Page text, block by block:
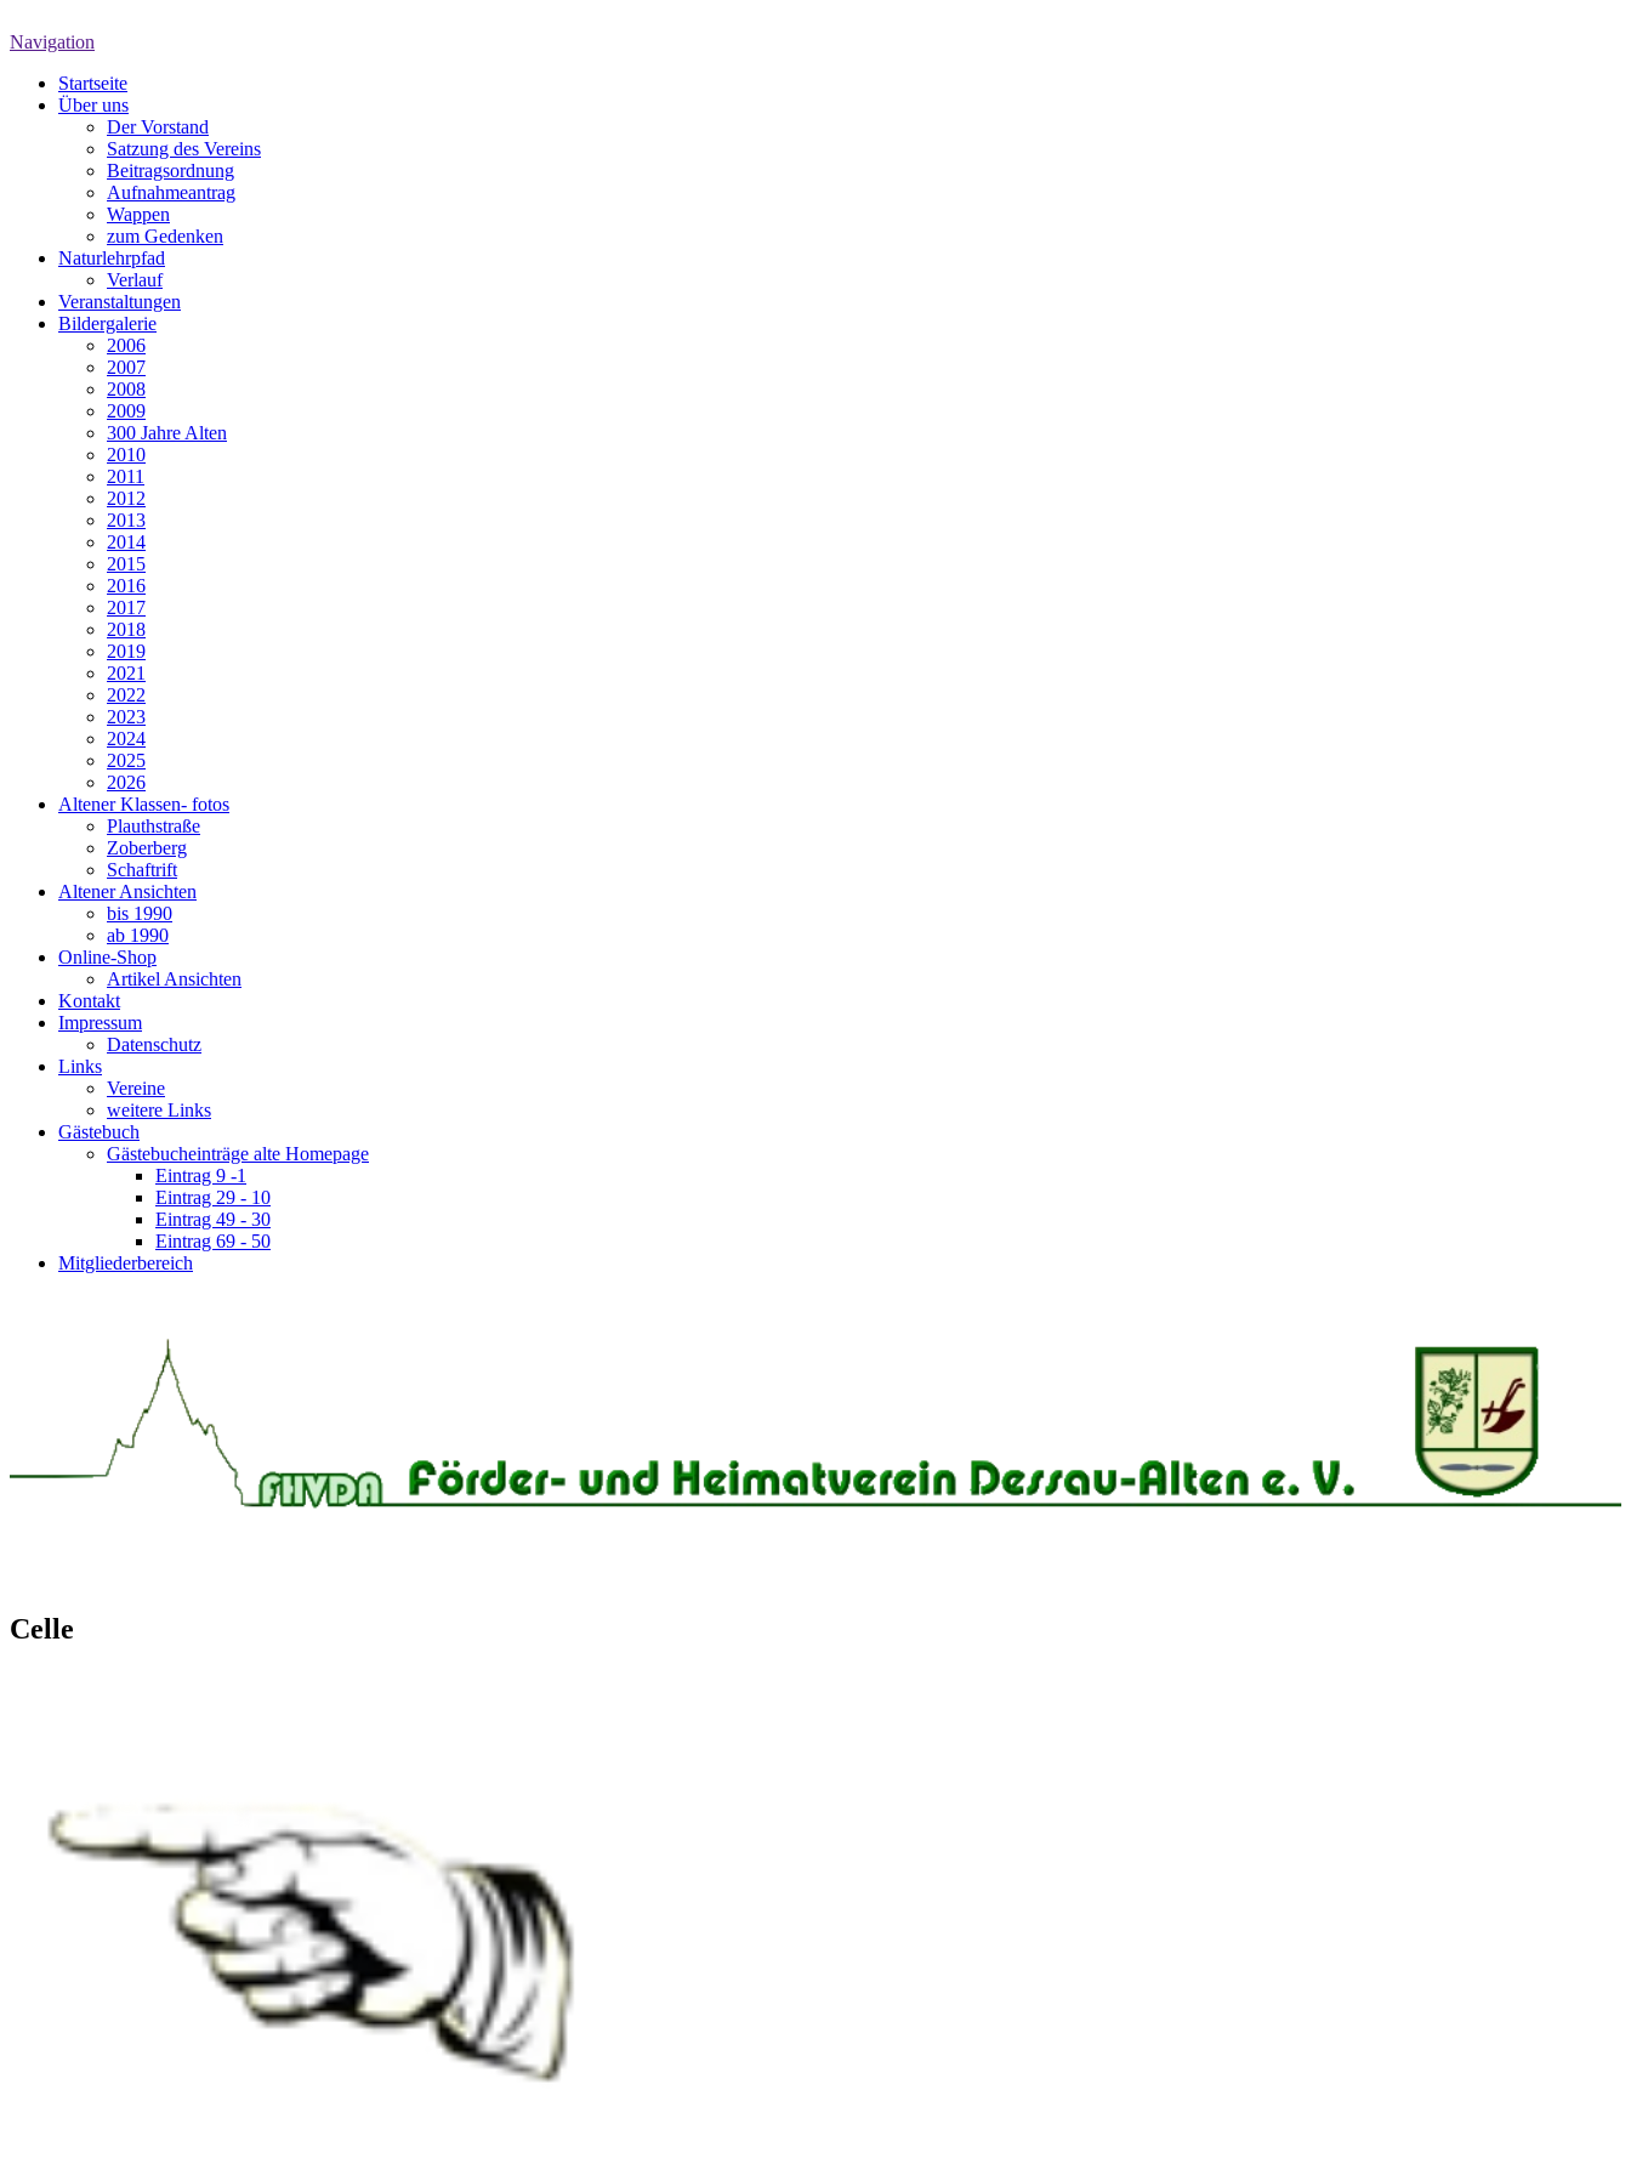
Navigation
Startseite
Über uns
Der Vorstand
Satzung des Vereins
Beitragsordnung
Aufnahmeantrag
Wappen
zum Gedenken
Naturlehrpfad
Verlauf
Veranstaltungen
Bildergalerie
2006
2007
2008
2009
300 Jahre Alten
2010
2011
2012
2013
2014
2015
2016
2017
2018
2019
2021
2022
2023
2024
2025
2026
Altener Klassen- fotos
Plauthstraße
Zoberberg
Schaftrift
Altener Ansichten
bis 1990
ab 1990
Online-Shop
Artikel Ansichten
Kontakt
Impressum
Datenschutz
Links
Vereine
weitere Links
Gästebuch
Gästebucheinträge alte Homepage
Eintrag 9 -1
Eintrag 29 - 10
Eintrag 49 - 30
Eintrag 69 - 50
Mitgliederbereich
Celle